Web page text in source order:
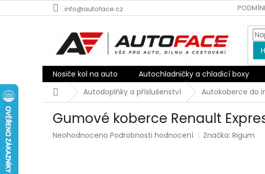
na
info@autoface.cz
Nosiče kol na auto Autochladničky a chladicí boxy
DomůAutodoplňky a příslušenství Autokoberce do
Gumové koberce Renault
Průměrné
Neohodnoceno Podrobnosti hodnocení Značka:Rigum